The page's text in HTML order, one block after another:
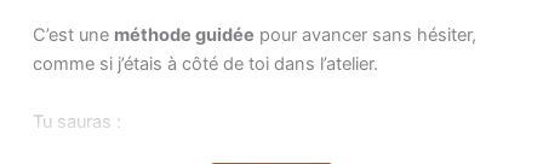
C’est une méthode guidée pour avancer sans hésiter,
comme si j’étais à côté de toi dans l’atelier.
Tu sauras :